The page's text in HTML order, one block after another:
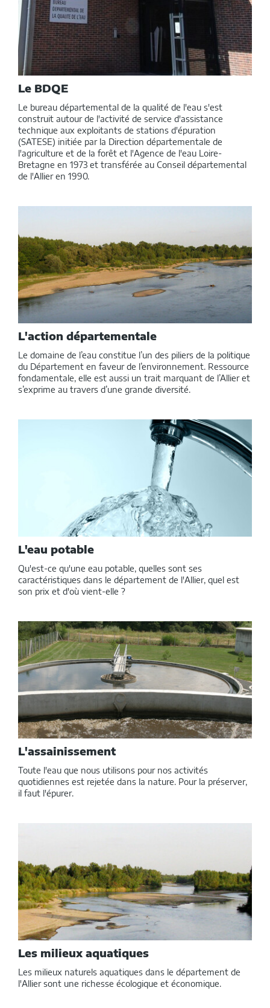
rubrique
Le BDQE
Le bureau départemental de la qualité de l'eau s'est
construit autour de l'activité de service d'assistance
technique aux exploitants de stations d'épuration
(SATESE) initiée par la Direction départementale de
l'agriculture et de la forêt et l'Agence de l'eau Loire-
Bretagne en 1973 et transférée au Conseil départemental
de l'Allier en 1990.
L'action départementale
Le domaine de l’eau constitue l’un des piliers de la politique
du Département en faveur de l’environnement. Ressource
fondamentale, elle est aussi un trait marquant de l’Allier et
s’exprime au travers d’une grande diversité.
L'eau potable
Qu'est-ce qu'une eau potable, quelles sont ses
caractéristiques dans le département de l'Allier, quel est
son prix et d'où vient-elle ?
L'assainissement
Toute l'eau que nous utilisons pour nos activités
quotidiennes est rejetée dans la nature. Pour la préserver,
il faut l'épurer.
Les milieux aquatiques
Les milieux naturels aquatiques dans le département de
l'Allier sont une richesse écologique et économique.